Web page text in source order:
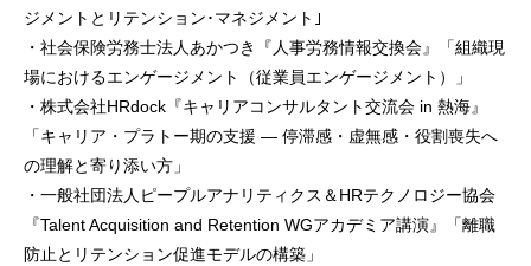
ジメントとリテンション･マネジメント｣
・社会保険労務士法人あかつき『人事労務情報交換会』「組織現
場におけるエンゲージメント（従業員エンゲージメント）」
・株式会社HRdock『キャリアコンサルタント交流会 in 熱海』
「キャリア・プラトー期の支援 ― 停滞感・虚無感・役割喪失へ
の理解と寄り添い方」
・一般社団法人ピープルアナリティクス＆HRテクノロジー協会
『Talent Acquisition and Retention WGアカデミア講演』「離職
防止とリテンション促進モデルの構築」